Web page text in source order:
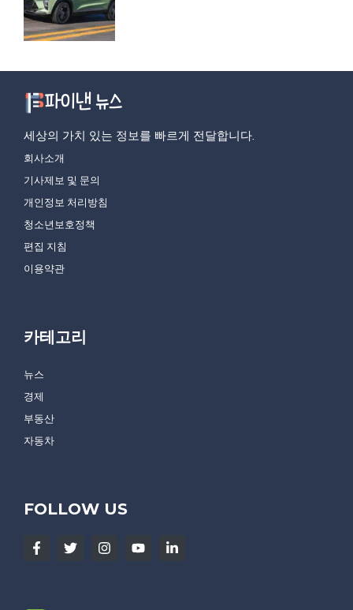
세상의 가치 있는 정보를 빠르게 전달합니다.
회사소개
기사제보 및 문의
개인정보 처리방침
청소년보호정책
편집 지침
이용약관
카테고리
뉴스
경제
부동산
자동차
FOLLOW US